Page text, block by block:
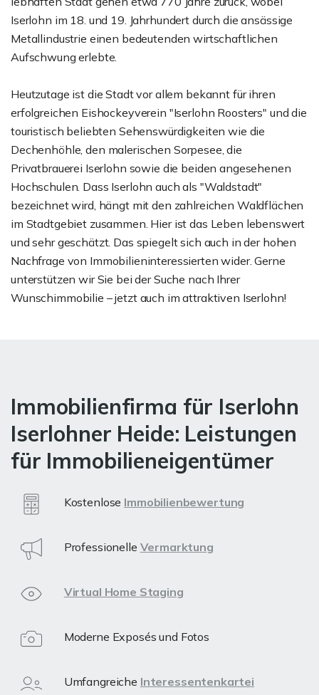
Iserlohn im 18. und 19. Jahrhundert durch die ansässige
Metallindustrie einen bedeutenden wirtschaftlichen
Aufschwung erlebte.
Heutzutage ist die Stadt vor allem bekannt für ihren
erfolgreichen Eishockeyverein "Iserlohn Roosters" und die
touristisch beliebten Sehenswürdigkeiten wie die
Dechenhöhle, den malerischen Sorpesee, die
Privatbrauerei Iserlohn sowie die beiden angesehenen
Hochschulen. Dass Iserlohn auch als "Waldstadt"
bezeichnet wird, hängt mit den zahlreichen Waldflächen
im Stadtgebiet zusammen. Hier ist das Leben lebenswert
und sehr geschätzt. Das spiegelt sich auch in der hohen
Nachfrage von Immobilieninteressierten wider. Gerne
unterstützen wir Sie bei der Suche nach Ihrer
Wunschimmobilie – jetzt auch im attraktiven Iserlohn!
Immobilienfirma für Iserlohn
Iserlohner Heide: Leistungen
für Immobilieneigentümer
Kostenlose Immobilienbewertung
Professionelle Vermarktung
Virtual Home Staging
Moderne Exposés und Fotos
Umfangreiche Interessentenkartei